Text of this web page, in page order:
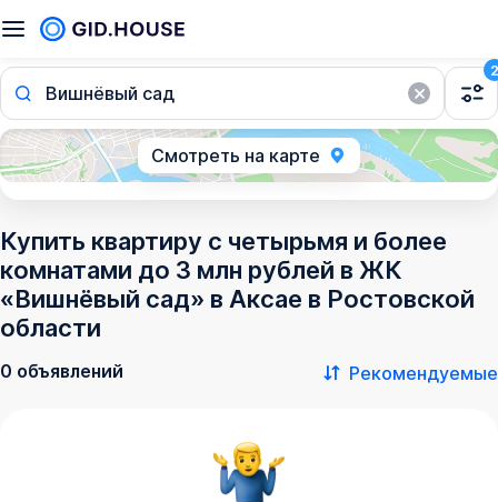
Вишнёвый сад
2
Смотреть на карте
Купить квартиру с четырьмя и более
комнатами до 3 млн рублей в ЖК
«Вишнёвый сад» в Аксае в Ростовской
области
0 объявлений Рекомендуемые